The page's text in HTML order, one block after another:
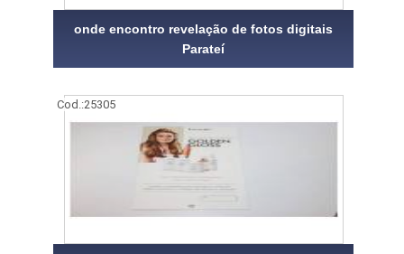
onde encontro revelação de fotos digitais
Parateí
Cod.:25305